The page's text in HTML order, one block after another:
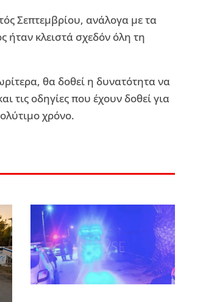
Σεπτεμβρίου, ανάλογα με τα
ήταν κλειστά σχεδόν όλη τη
θα δοθεί η δυνατότητα να
τις οδηγίες που έχουν δοθεί για
χρόνο.